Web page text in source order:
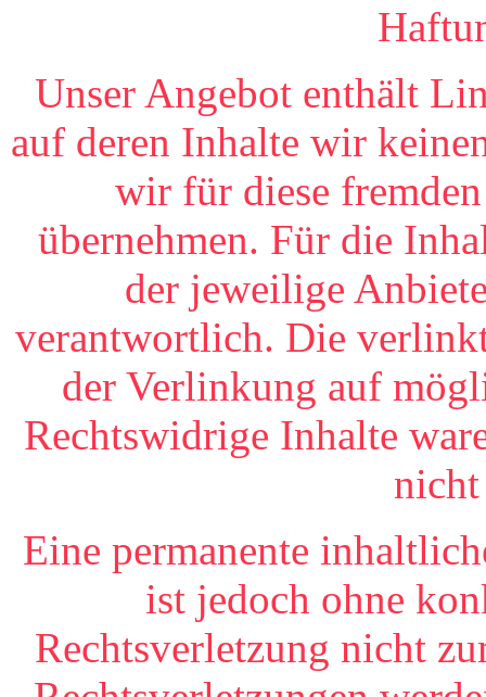
Unser Angebot enthält
auf deren Inhalte wir
wir für diese
übernehmen. Für die
der jeweilige
verantwortlich. Die
der Verlinkung auf
Rechtswidrige Inhalte
nicht
Eine permanente
ist jedoch ohne
Rechtsverletzung nicht